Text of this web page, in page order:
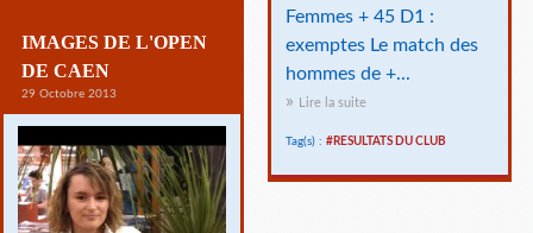
Femmes + 45 D1 :
exemptes Le match des
hommes de +...
Lire la suite
Tag(s) : #RESULTATS DU CLUB
IMAGES DE L'OPEN
DE CAEN
29 Octobre 2013